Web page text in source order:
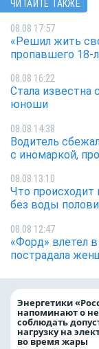
ЧИТАЙТЕ ТАКЖЕ
08.08 17:57
«Решил жить
пропавшего 18-
08.08 16:22
Стала известна
юноши
08.08 14:38
Водитель
с иномаркой,
08.08 13:10
Что происходит
без воды
08.08 12:47
«Форд» влетел
пострадала
Энергетики
напоминают о
соблюдать
нагрузку на
во время жары